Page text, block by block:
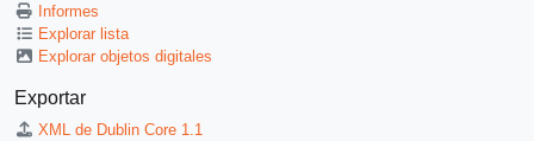
Informes
Explorar lista
Explorar objetos digitales
Exportar
XML de Dublin Core 1.1